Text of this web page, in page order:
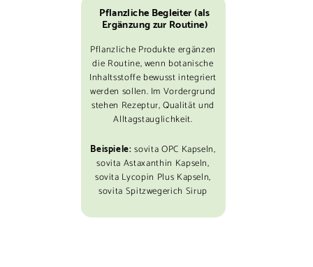
Pflanzliche Begleiter (als
Ergänzung zur Routine)
Pflanzliche Produkte ergänzen
die Routine, wenn botanische
Inhaltsstoffe bewusst integriert
werden sollen. Im Vordergrund
stehen Rezeptur, Qualität und
Alltagstauglichkeit.
Beispiele:sovita OPC Kapseln,
sovita Astaxanthin Kapseln,
sovita Lycopin Plus Kapseln,
sovita Spitzwegerich Sirup